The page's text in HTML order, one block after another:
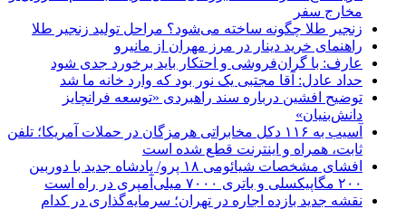
مخارج سفر
زنجیر طلا چگونه ساخته می‌شود؟ مراحل تولید زنجیر طلا
راهنمای خرید دینار در مرز مهران از مانیرو
عارف: با گران‌فروشی و احتکار باید برخورد جدی شود
حداد عادل: آقا مجتبی یک نور بود که وارد خانه ما شد
توضیح افشین درباره سند راهبردی «توسعه فرانچایز
دانش‌بنیان»
آسیب به ۱۱۶ دکل مخابراتی هرمزگان در حملات آمریکا؛ تلفن
ثابت، همراه و اینترنت ‌قطع شده است
افشای مشخصات شیائومی ۱۸ پرو/ پادشاه جدید با دوربین
۲۰۰ مگاپیکسلی و باتری ۷۰۰۰ میلی‌آمپری در راه است
نقشه جدید بازده اجاره در تهران؛ سرمایه‌گذاری در کدام